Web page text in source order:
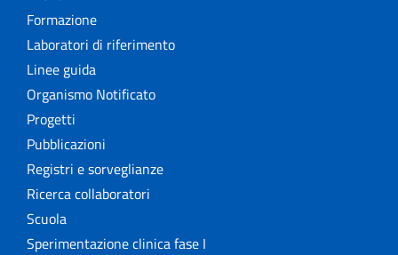
Formazione
Laboratori di riferimento
Linee guida
Organismo Notificato
Progetti
Pubblicazioni
Registri e sorveglianze
Ricerca collaboratori
Scuola
Sperimentazione clinica fase I